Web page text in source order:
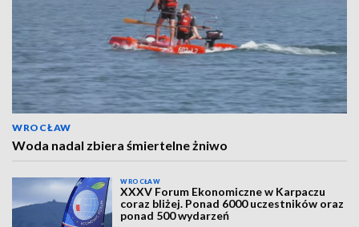
WROCŁAW
Woda nadal zbiera śmiertelne żniwo
WROCŁAW
XXXV Forum Ekonomiczne w Karpaczu
coraz bliżej. Ponad 6000 uczestników oraz
ponad 500 wydarzeń